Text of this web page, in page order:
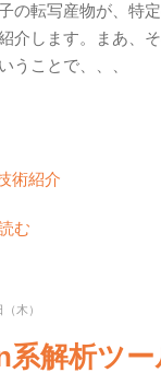
の転写産物が、特
介します。まあ、
うことで、、、
術紹介
む
木）
系解析ツ